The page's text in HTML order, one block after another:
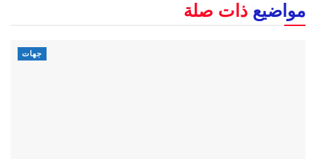
مواضيع ذات صلة
جهات